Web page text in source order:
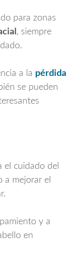
para zonas
, siempre
a la pérdida
se pueden
el cuidado del
a mejorar el
y a
en